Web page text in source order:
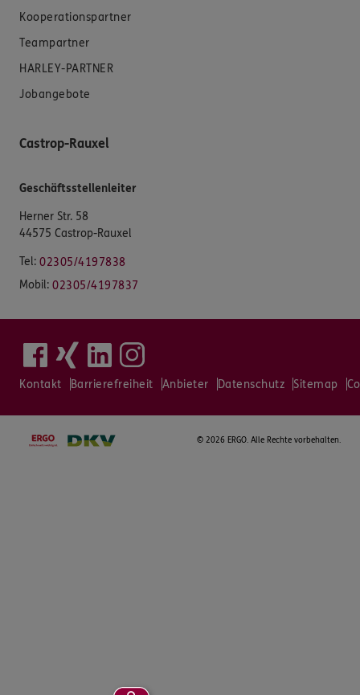
Kooperationspartner
Teampartner
HARLEY-PARTNER
Jobangebote
Castrop-Rauxel
Geschäftsstellenleiter
Herner Str. 58
44575 Castrop-Rauxel
Tel: 02305/4197838
Mobil: 02305/4197837
Kontakt Barrierefreiheit Anbieter Datenschutz Sitemap
© 2026 ERGO. Alle Rechte vorbehalten.